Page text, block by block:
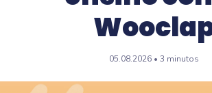
05.08.2026 • 3 minutos